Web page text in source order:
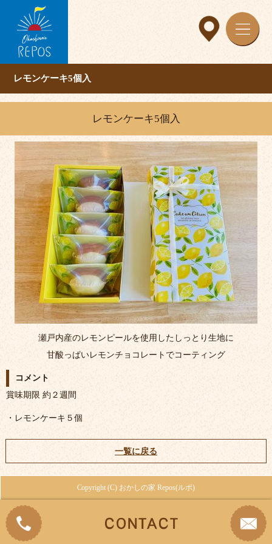
レモンケーキ5個入
レモンケーキ5個入
瀬戸内産のレモンピールを使用したしっとり生地に
甘酸っぱいレモンチョコレートでコーティング
コメント
賞味期限 約２週間
・レモンケーキ５個
一覧に戻る
Copyright (C) おかしの家 Repos(ルポ)